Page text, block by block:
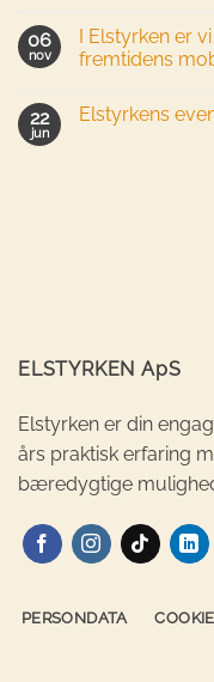
06
nov
I Elstyrken er
fremtidens
22
jun
Elstyrkens
ELSTYRKEN ApS
Elstyrken er din
års praktisk erfaring
bæredygtige
PERSONDATA